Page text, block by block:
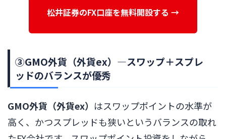
松井証券のFX口座を無料開設する →
③GMO外貨（外貨ex）―スワップ＋スプレ
ッドのバランスが優秀
GMO外貨（外貨ex） はスワップポイントの水準が
高く、かつスプレッドも狭いというバランスの取れ